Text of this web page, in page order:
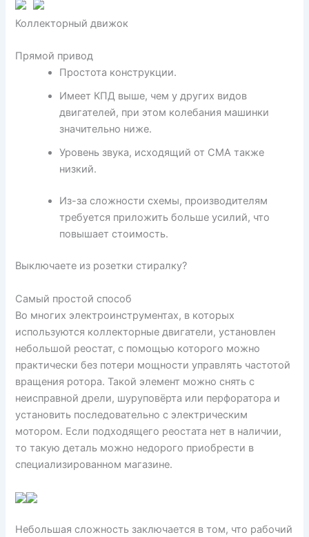
Коллекторный движок
Прямой привод
Простота конструкции.
Имеет КПД выше, чем у других видов
двигателей, при этом колебания машинки
значительно ниже.
Уровень звука, исходящий от СМА также
низкий.
Из-за сложности схемы, производителям
требуется приложить больше усилий, что
повышает стоимость.
Выключаете из розетки стиралку?
Самый простой способ
Во многих электроинструментах, в которых
используются коллекторные двигатели, установлен
небольшой реостат, с помощью которого можно
практически без потери мощности управлять частотой
вращения ротора. Такой элемент можно снять с
неисправной дрели, шуруповёрта или перфоратора и
установить последовательно с электрическим
мотором. Если подходящего реостата нет в наличии,
то такую деталь можно недорого приобрести в
специализированном магазине.
Небольшая сложность заключается в том, что рабочий